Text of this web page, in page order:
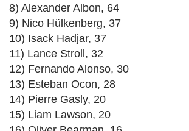
8) Alexander Albon, 64
9) Nico Hülkenberg, 37
10) Isack Hadjar, 37
11) Lance Stroll, 32
12) Fernando Alonso, 30
13) Esteban Ocon, 28
14) Pierre Gasly, 20
15) Liam Lawson, 20